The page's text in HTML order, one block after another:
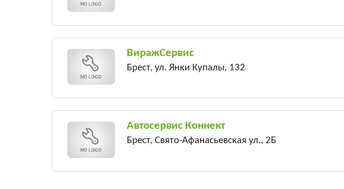
ВиражСервис
Брест, ул. Янки Купалы, 132
Автосервис Коннект
Брест, Свято-Афанасьевская ул., 2Б